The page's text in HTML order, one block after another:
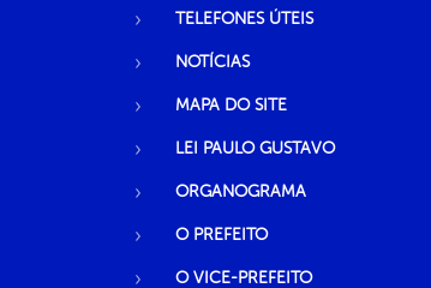
TELEFONES ÚTEIS
NOTÍCIAS
MAPA DO SITE
LEI PAULO GUSTAVO
ORGANOGRAMA
O PREFEITO
O VICE-PREFEITO